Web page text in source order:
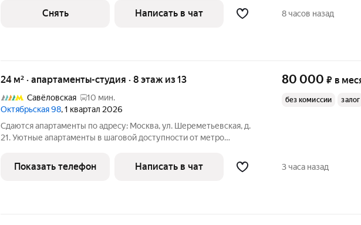
Дом - кирпичный,
Снять Написать в чат 8 часов назад
24 м² · апартаменты-студия · 8 этаж из 13
Савёловская
10 мин.
Октябрьская 98, 1 квартал 2026
Сдаются апартаменты по адресу: Москва, ул. Шереметьевская, д.
21. Уютные апартаменты в шаговой доступности от метро
проживанию: есть вся необходимая мебель и оборудованная
кухня. Из техники:
80 000 ₽ в
без комиссии залог
Показать телефон Написать в чат 3 часа назад